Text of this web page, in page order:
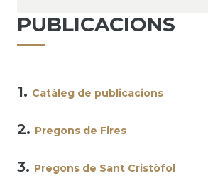
PUBLICACIONS
1. Catàleg de publicacions
2. Pregons de Fires
3. Pregons de Sant Cristòfol